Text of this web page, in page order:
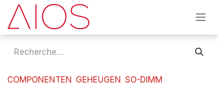
Se rendre au contenu
COMPONENTEN GEHEUGEN SO-DIMM